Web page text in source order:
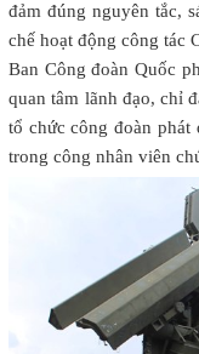
đảm đúng nguyên tắc,
chế hoạt động công tác
Ban Công đoàn Quốc
quan tâm lãnh đạo, chỉ
tổ chức công đoàn
trong công nhân viên